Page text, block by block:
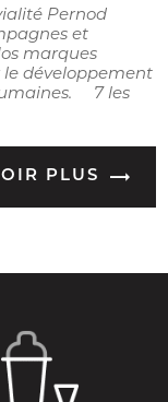
Pernod
et
marques
le développement
7 les
PLUS